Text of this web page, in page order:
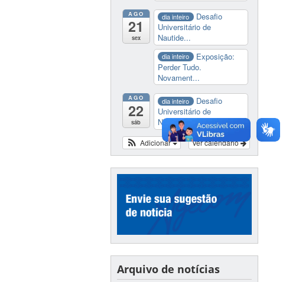
AGO
21
sex
dia inteiro
Desafio
Universitário de
Nautide...
dia inteiro
Exposição:
Perder Tudo.
Novament...
AGO
22
sáb
dia inteiro
Desafio
Universitário de
Nautide...
Ver calendário
Adicionar
Arquivo de notícias